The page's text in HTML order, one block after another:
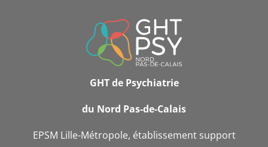
INFORMATIONS
GHT de Psychiatrie
du Nord Pas-de-Calais
EPSM Lille-Métropole, établissement support